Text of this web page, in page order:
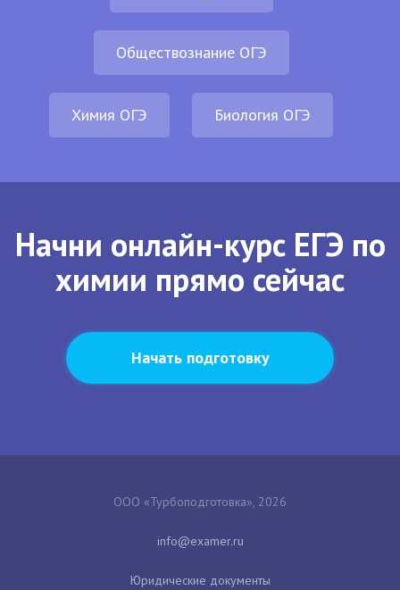
Обществознание ОГЭ
Химия ОГЭ Биология ОГЭ
Начни онлайн-курс ЕГЭ по
химии прямо сейчас
Начать подготовку
ООО «Турбоподготовка», 2026
Юридические документы